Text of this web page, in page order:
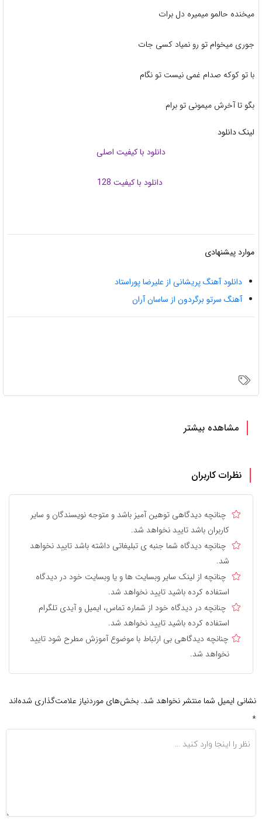
میخنده حالمو میمیره دل برات
جوری میخوام تو رو نمیاد کسی جات
با تو کوکه صدام غمی نیست تو نگام
بگو تا آخرش میمونی تو برام
لینک دانلود
دانلود با کیفیت اصلی
دانلود با کیفیت 128
موارد پیشنهادی
دانلود آهنگ پریشانی از علیرضا پوراستاد
آهنگ سرتو برگردون از ساسان آران
مشاهده بیشتر
نظرات کاربران
چنانچه دیدگاهی توهین آمیز باشد و متوجه نویسندگان و سایر
کاربران باشد تایید نخواهد شد.
چنانچه دیدگاه شما جنبه ی تبلیغاتی داشته باشد تایید نخواهد
شد.
چنانچه از لینک سایر وبسایت ها و یا وبسایت خود در دیدگاه
استفاده کرده باشید تایید نخواهد شد.
چنانچه در دیدگاه خود از شماره تماس، ایمیل و آیدی تلگرام
استفاده کرده باشید تایید نخواهد شد.
چنانچه دیدگاهی بی ارتباط با موضوع آموزش مطرح شود تایید
نخواهد شد.
نشانی ایمیل شما منتشر نخواهد شد. بخش‌های موردنیاز علامت‌گذاری شده‌اند
*